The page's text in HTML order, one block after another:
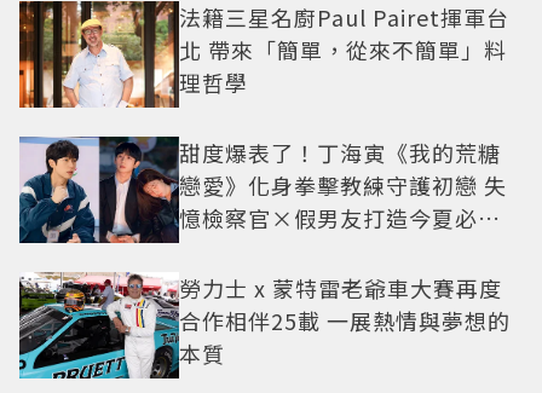
法籍三星名廚Paul Pairet揮軍台
北 帶來「簡單，從來不簡單」料
理哲學
甜度爆表了！丁海寅《我的荒糖
戀愛》化身拳擊教練守護初戀 失
憶檢察官×假男友打造今夏必看
勞力士 x 蒙特雷老爺車大賽再度
合作相伴25載 一展熱情與夢想的
本質